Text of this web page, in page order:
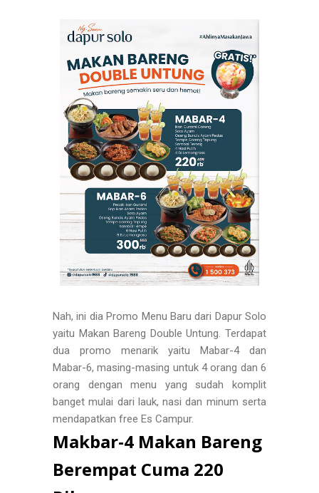
Nah, ini dia Promo Menu Baru dari Dapur Solo
yaitu Makan Bareng Double Untung. Terdapat
dua promo menarik yaitu Mabar-4 dan
Mabar-6, masing-masing untuk 4 orang dan 6
orang dengan menu yang sudah komplit
banget mulai dari lauk, nasi dan minum serta
mendapatkan free Es Campur.
Makbar-4 Makan Bareng
Berempat Cuma 220